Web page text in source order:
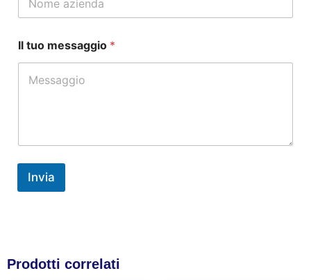
-
m
Il tuo messaggio *
Invia
Prodotti correlati